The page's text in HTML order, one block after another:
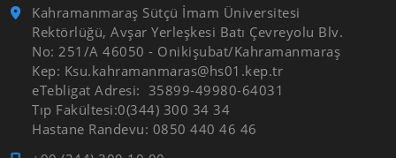
Kahramanmaraş Sütçü İmam Üniversitesi
Rektörlüğü, Avşar Yerleşkesi Batı Çevreyolu Blv.
No: 251/A 46050 - Onikişubat/Kahramanmaraş
Kep: Ksu.kahramanmaras@hs01.kep.tr
eTebligat Adresi: 35899-49980-64031
Tıp Fakültesi:0(344) 300 34 34
Hastane Randevu: 0850 440 46 46